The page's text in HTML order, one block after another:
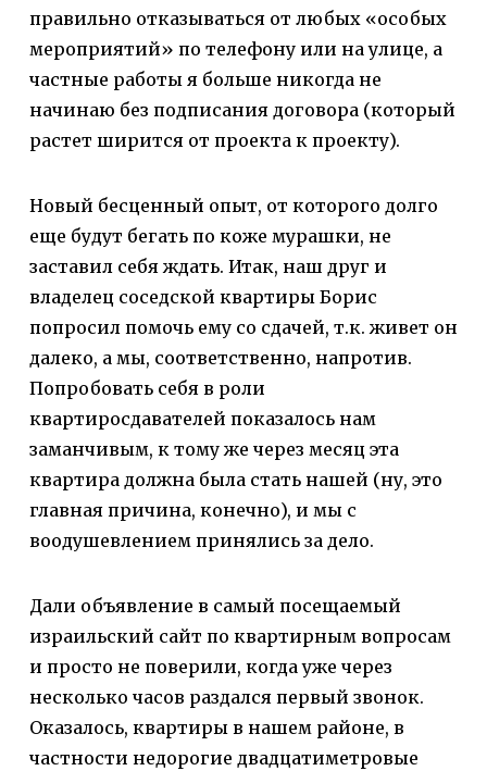
правильно отказываться от любых «особых
мероприятий» по телефону или на улице, а
частные работы я больше никогда не
начинаю без подписания договора (который
растет ширится от проекта к проекту).
Новый бесценный опыт, от которого долго
еще будут бегать по коже мурашки, не
заставил себя ждать. Итак, наш друг и
владелец соседской квартиры Борис
попросил помочь ему со сдачей, т.к. живет он
далеко, а мы, соответственно, напротив.
Попробовать себя в роли
квартиросдавателей показалось нам
заманчивым, к тому же через месяц эта
квартира должна была стать нашей (ну, это
главная причина, конечно), и мы с
воодушевлением принялись за дело.
Дали объявление в самый посещаемый
израильский сайт по квартирным вопросам
и просто не поверили, когда уже через
несколько часов раздался первый звонок.
Оказалось, квартиры в нашем районе, в
частности недорогие двадцатиметровые